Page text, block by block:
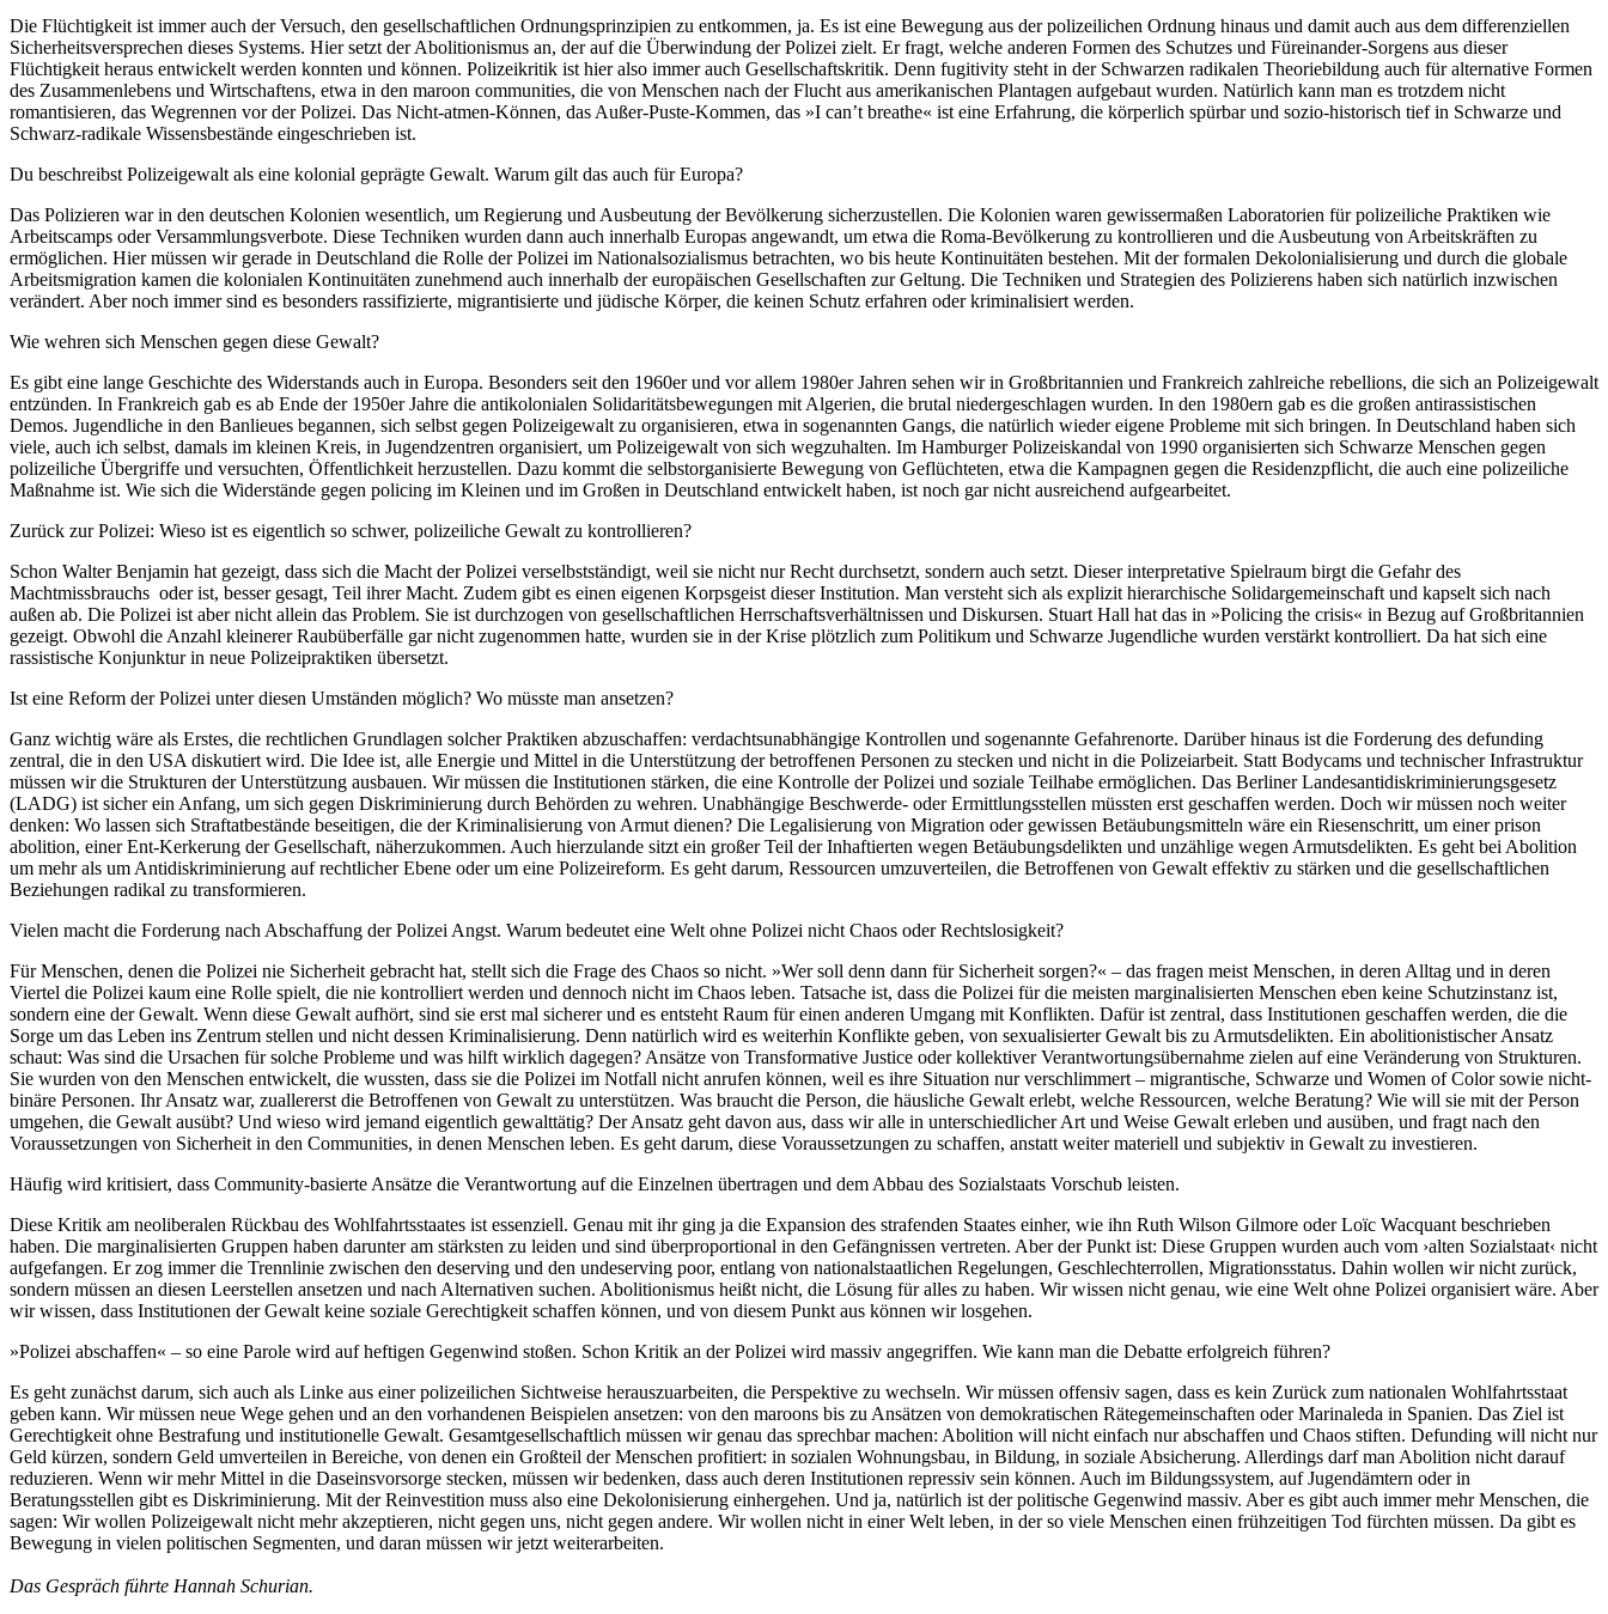
Die Flüchtigkeit ist immer auch der Versuch, den gesellschaftlichen Ordnungsprinzipien zu entkommen, ja. Es ist eine Bewegung aus der polizeilichen Ordnung hinaus und damit auch aus dem differenziellen
Sicherheitsversprechen dieses Systems. Hier setzt der Abolitionismus an, der auf die Überwindung der Polizei zielt. Er fragt, welche anderen Formen des Schutzes und Füreinander-Sorgens aus dieser
Flüchtigkeit heraus entwickelt werden konnten und können. Polizeikritik ist hier also immer auch Gesellschaftskritik. Denn fugitivity steht in der Schwarzen radikalen Theoriebildung auch für alternative Formen
des Zusam­menlebens und Wirtschaftens, etwa in den maroon communities, die von Menschen nach der Flucht aus amerikanischen Plan­tagen aufgebaut wurden. Natürlich kann man es trotzdem nicht
romantisieren, das Wegrennen vor der Polizei. Das Nicht-atmen-Können, das Außer-Puste-Kommen, das »I can’t breathe« ist eine Erfahrung, die körperlich spürbar und sozio-historisch tief in Schwarze und
Schwarz-radikale Wissens­bestände eingeschrieben ist.
Du beschreibst Polizeigewalt als eine kolonial geprägte Gewalt. Warum gilt das auch für Europa?
Das Polizieren war in den deutschen Kolonien wesentlich, um Regierung und Ausbeutung der Bevölkerung sicherzustellen. Die Kolo­nien waren gewissermaßen Laboratorien für polizeiliche Praktiken wie
Arbeitscamps oder Versammlungsverbote. Diese Techni­ken wurden dann auch innerhalb Europas angewandt, um etwa die Roma-Bevölkerung zu kontrollieren und die Ausbeutung von Arbeitskräften zu
ermöglichen. Hier müssen wir gerade in Deutschland die Rolle der Polizei im Nationalsozialismus betrachten, wo bis heute Kontinuitäten bestehen. Mit der formalen Dekolonialisierung und durch die globale
Arbeitsmigration kamen die kolonia­len Kontinuitäten zunehmend auch innerhalb der europäischen Gesellschaften zur Geltung. Die Techniken und Strategien des Polizierens haben sich natürlich inzwischen
verändert. Aber noch immer sind es besonders rassifi­zierte, migrantisierte und jüdische Körper, die keinen Schutz erfahren oder kriminalisiert werden.
Wie wehren sich Menschen gegen diese Gewalt?
Es gibt eine lange Geschichte des Wider­stands auch in Europa. Besonders seit den 1960er und vor allem 1980er Jahren sehen wir in Großbritannien und Frankreich zahl­reiche rebellions, die sich an Polizeigewalt
entzünden. In Frankreich gab es ab Ende der 1950er Jahre die antikolonialen Solida­ritätsbewegungen mit Algerien, die brutal niedergeschlagen wurden. In den 1980ern gab es die großen antirassistischen
Demos. Jugendliche in den Banlieues begannen, sich selbst gegen Polizeigewalt zu organisieren, etwa in sogenannten Gangs, die natürlich wieder eigene Probleme mit sich bringen. In Deutschland haben sich
viele, auch ich selbst, damals im kleinen Kreis, in Jugend­zentren organisiert, um Polizeigewalt von sich wegzuhalten. Im Hamburger Polizei­skandal von 1990 organisierten sich Schwarze Menschen gegen
polizeiliche Übergriffe und versuchten, Öffentlichkeit herzustellen. Dazu kommt die selbstorganisierte Bewegung von Geflüchteten, etwa die Kampagnen gegen die Residenzpflicht, die auch eine polizeiliche
Maßnahme ist. Wie sich die Widerstände gegen policing im Kleinen und im Großen in Deutschland entwickelt haben, ist noch gar nicht ausreichend aufgearbeitet.
Zurück zur Polizei: Wieso ist es eigentlich so schwer, polizeiliche Gewalt zu kontrollieren?
Schon Walter Benjamin hat gezeigt, dass sich die Macht der Polizei verselbstständigt, weil sie nicht nur Recht durchsetzt, sondern auch setzt. Dieser interpretative Spielraum birgt die Gefahr des
Machtmissbrauchs oder ist, besser gesagt, Teil ihrer Macht. Zudem gibt es einen eigenen Korpsgeist dieser Institution. Man versteht sich als explizit hierarchische Solidargemeinschaft und kapselt sich nach
außen ab. Die Polizei ist aber nicht allein das Problem. Sie ist durchzogen von gesellschaftlichen Herr­schaftsverhältnissen und Diskursen. Stuart Hall hat das in »Policing the crisis« in Bezug auf Großbritannien
gezeigt. Obwohl die Anzahl kleinerer Raubüberfälle gar nicht zugenommen hatte, wurden sie in der Krise plötzlich zum Politikum und Schwarze Jugendliche wurden verstärkt kontrolliert. Da hat sich eine
rassistische Konjunktur in neue Polizeipraktiken übersetzt.
Ist eine Reform der Polizei unter diesen Um­ständen möglich? Wo müsste man ansetzen?
Ganz wichtig wäre als Erstes, die rechtlichen Grundlagen solcher Praktiken abzuschaffen: verdachtsunabhängige Kontrollen und sogenannte Gefahrenorte. Darüber hinaus ist die Forderung des defunding
zentral, die in den USA diskutiert wird. Die Idee ist, alle Energie und Mittel in die Unterstützung der betroffenen Personen zu stecken und nicht in die Polizeiarbeit. Statt Bodycams und techni­scher Infrastruktur
müssen wir die Strukturen der Unterstützung ausbauen. Wir müssen die Institutionen stärken, die eine Kontrolle der Polizei und soziale Teilhabe ermöglichen. Das Berliner Landesantidiskriminierungsgesetz
(LADG) ist sicher ein Anfang, um sich gegen Diskriminierung durch Behörden zu wehren. Unabhängige Beschwerde- oder Ermittlungs­stellen müssten erst geschaffen werden. Doch wir müssen noch weiter
denken: Wo lassen sich Straftatbestände beseitigen, die der Kriminalisierung von Armut dienen? Die Legalisierung von Migration oder gewissen Betäubungsmitteln wäre ein Riesenschritt, um einer prison
abolition, einer Ent-Kerkerung der Gesellschaft, näherzukommen. Auch hierzulande sitzt ein großer Teil der Inhaftier­ten wegen Betäubungsdelikten und unzählige wegen Armutsdelikten. Es geht bei Abolition
um mehr als um Antidiskriminierung auf rechtlicher Ebene oder um eine Polizeireform. Es geht darum, Ressourcen umzuverteilen, die Betroffenen von Gewalt effektiv zu stärken und die gesellschaftlichen
Beziehungen radikal zu transformieren.
Vielen macht die Forderung nach Abschaf­fung der Polizei Angst. Warum bedeutet eine Welt ohne Polizei nicht Chaos oder ­Rechtslosigkeit?
Für Menschen, denen die Polizei nie Si­cherheit gebracht hat, stellt sich die Frage des Chaos so nicht. »Wer soll denn dann für Sicherheit sorgen?« – das fragen meist Menschen, in deren Alltag und in deren
Viertel die Polizei kaum eine Rolle spielt, die nie kontrolliert werden und dennoch nicht im Chaos leben. Tatsache ist, dass die Polizei für die meisten marginalisierten Menschen eben keine Schutzinstanz ist,
sondern eine der Gewalt. Wenn diese Gewalt aufhört, sind sie erst mal sicherer und es entsteht Raum für einen anderen Umgang mit Konflikten. Dafür ist zentral, dass Institutionen geschaf­fen werden, die die
Sorge um das Leben ins Zentrum stellen und nicht dessen Krimina­lisierung. Denn natürlich wird es weiterhin Konflikte geben, von sexualisierter Gewalt bis zu Armutsdelikten. Ein abolitionistischer Ansatz
schaut: Was sind die Ursachen für solche Probleme und was hilft wirklich da­gegen? Ansätze von Transformative Justice oder kollektiver Verantwortungsübernahme zielen auf eine Veränderung von Strukturen.
Sie wurden von den Menschen entwickelt, die wussten, dass sie die Polizei im Notfall nicht anrufen können, weil es ihre Situation nur verschlimmert – migrantische, Schwarze und Women of Color sowie nicht-
binäre Personen. Ihr Ansatz war, zuallererst die Betroffenen von Gewalt zu unterstützen. Was braucht die Person, die häusliche Gewalt erlebt, welche Ressourcen, welche Beratung? Wie will sie mit der Person
um­gehen, die Gewalt ausübt? Und wieso wird jemand eigentlich gewalttätig? Der Ansatz geht davon aus, dass wir alle in unterschied­licher Art und Weise Gewalt erleben und ausüben, und fragt nach den
Vorausset­zungen von Sicherheit in den Communities, in denen Menschen leben. Es geht darum, diese ­Voraussetzungen zu schaffen, anstatt weiter materiell und subjektiv in Gewalt zu ­investieren.
Häufig wird kritisiert, dass Community-basierte Ansätze die Verantwortung auf die Einzelnen übertragen und dem Abbau des Sozialstaats Vorschub leisten.
Diese Kritik am neoliberalen Rückbau des Wohlfahrtsstaates ist essenziell. Genau mit ihr ging ja die Expansion des strafenden Staates einher, wie ihn Ruth Wilson Gilmore oder Loïc Wacquant beschrieben
haben. Die marginalisierten Gruppen haben darunter am stärksten zu leiden und sind überproportional in den Gefängnissen vertreten. Aber der Punkt ist: Diese Gruppen wurden auch vom ›alten Sozialstaat‹ nicht
aufgefangen. Er zog immer die Trennlinie zwischen den deserving und den undeserving poor, entlang von nationalstaatlichen Regelungen, Geschlech­terrollen, Migrationsstatus. Dahin wollen wir nicht zurück,
sondern müssen an diesen Leerstellen ansetzen und nach Alternativen suchen. Abolitionismus heißt nicht, die Lösung für alles zu haben. Wir wissen nicht genau, wie eine Welt ohne Polizei organisiert wäre. Aber
wir wissen, dass Institutionen der Gewalt keine soziale Gerechtigkeit schaffen können, und von diesem Punkt aus können wir losgehen.
»Polizei abschaffen« – so eine Parole wird auf heftigen Gegenwind stoßen. Schon Kritik an der Polizei wird massiv angegriffen. Wie kann man die Debatte erfolgreich führen?
Es geht zunächst darum, sich auch als Linke aus einer polizeilichen Sichtweise herauszu­arbeiten, die Perspektive zu wechseln. Wir müssen offensiv sagen, dass es kein Zurück zum nationalen Wohlfahrtsstaat
geben kann. Wir müssen neue Wege gehen und an den vorhandenen Beispielen ansetzen: von den maroons bis zu Ansätzen von demokrati­schen Rätegemeinschaften oder Marina­leda in Spanien. Das Ziel ist
Gerechtigkeit ohne Bestrafung und institutionelle Gewalt. Gesamtgesellschaftlich müssen wir genau das sprechbar machen: Abolition will nicht einfach nur abschaffen und Chaos stiften. Defunding will nicht nur
Geld kürzen, sondern Geld umverteilen in Bereiche, von denen ein Großteil der Menschen profitiert: in sozialen Wohnungsbau, in Bildung, in soziale Absi­cherung. Allerdings darf man Abolition nicht darauf
reduzieren. Wenn wir mehr Mittel in die Daseinsvorsorge stecken, müssen wir bedenken, dass auch deren Institutionen re­pressiv sein können. Auch im Bildungssystem, auf Jugendämtern oder in
Beratungsstellen gibt es Diskriminierung. Mit der Reinvestition muss also eine Dekolonisierung einhergehen. Und ja, natürlich ist der politische Gegen­wind massiv. Aber es gibt auch immer mehr Menschen, die
sagen: Wir wollen Polizeige­walt nicht mehr akzeptieren, nicht gegen uns, nicht gegen andere. Wir wollen nicht in einer Welt leben, in der so viele Menschen einen frühzeitigen Tod fürchten müssen. Da gibt es
Bewegung in vielen politischen Segmenten, und daran müssen wir jetzt weiterarbeiten.
Das Gespräch führte Hannah Schurian.